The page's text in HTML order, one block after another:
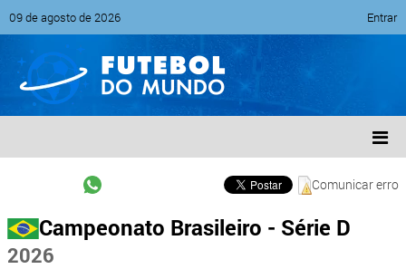
09 de agosto de 2026 Entrar
Comunicar erro
Campeonato Brasileiro - Série D
2026